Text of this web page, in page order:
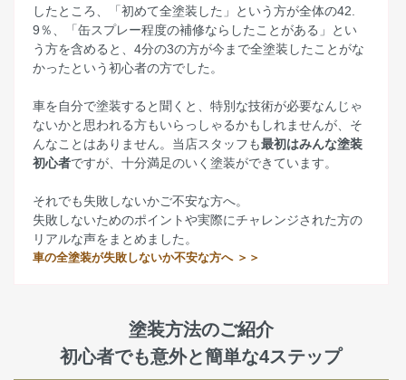
したところ、「初めて全塗装した」という方が全体の42.
9％、「缶スプレー程度の補修ならしたことがある」とい
う方を含めると、4分の3の方が今まで全塗装したことがな
かったという初心者の方でした。
車を自分で塗装すると聞くと、特別な技術が必要なんじゃ
ないかと思われる方もいらっしゃるかもしれませんが、そ
んなことはありません。当店スタッフも最初はみんな塗装
初心者ですが、十分満足のいく塗装ができています。
それでも失敗しないかご不安な方へ。
失敗しないためのポイントや実際にチャレンジされた方の
リアルな声をまとめました。
車の全塗装が失敗しないか不安な方へ ＞＞
塗装方法のご紹介
初心者でも意外と簡単な4ステップ